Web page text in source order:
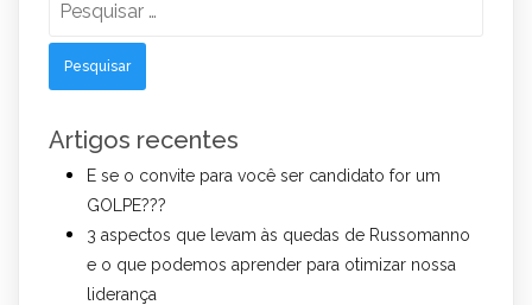
por:
Artigos recentes
E se o convite para você ser candidato for um
GOLPE???
3 aspectos que levam às quedas de Russomanno
e o que podemos aprender para otimizar nossa
liderança